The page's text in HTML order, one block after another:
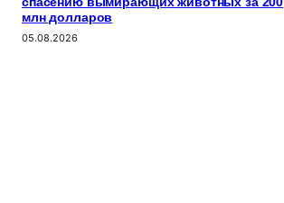
млн долларов
05.08.2026